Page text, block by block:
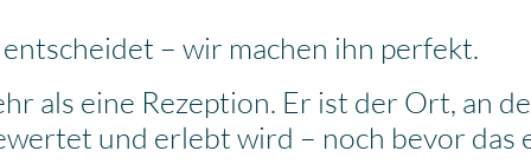
– wir machen ihn perfekt.
als eine Rezeption. Er ist der Ort, an
und erlebt wird – noch bevor das